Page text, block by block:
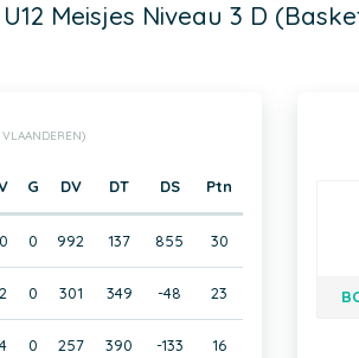
U12 Meisjes Niveau 3 D
G DV DT DS Ptn
0 0 992 137 855 30
2 0 301 349 -48 23
4 0 257 390 -133 16